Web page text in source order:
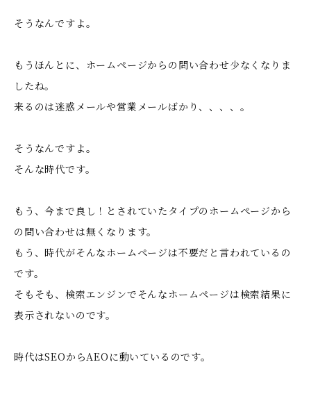
そうなんですよ。
もうほんとに、ホームページからの問い合わせ少なくなりま
したね。
来るのは迷惑メールや営業メールばかり、、、、。
そうなんですよ。
そんな時代です。
もう、今まで良し！とされていたタイプのホームぺージから
の問い合わせは無くなります。
もう、時代がそんなホームぺージは不要だと言われているの
です。
そもそも、検索エンジンでそんなホームページは検索結果に
表示されないのです。
時代はSEOからAEOに動いているのです。